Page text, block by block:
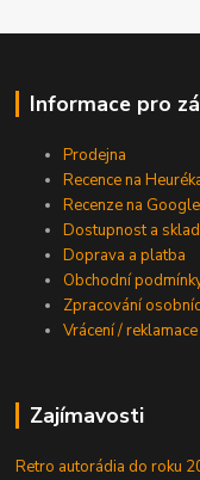
Informace pro
Prodejna
Recence na
Recenze na Google
Dostupnost a sklad
Doprava a platba
Obchodní
Zpracování
Vrácení / reklamace
Zajímavosti
Retro autorádia do roku